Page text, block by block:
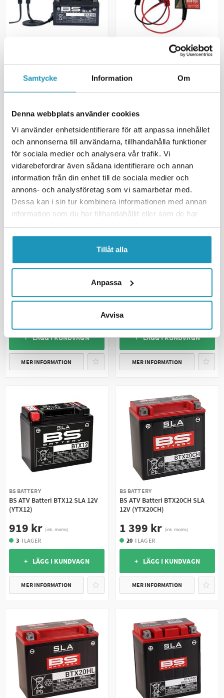
Samtycke Information Om
Denna webbplats använder cookies
Vi använder enhetsidentifierare för att anpassa innehållet
och annonserna till användarna, tillhandahålla funktioner
för sociala medier och analysera vår trafik. Vi
vidarebefordrar även sådana identifierare och annan
information från din enhet till de sociala medier och
annons- och analysföretag som vi samarbetar med.
Dessa kan i sin tur kombinera informationen med annan
information som du har tillhandahållit eller som de har
Tillåt alla
Anpassa
Avvisa
ATV,Moped & MC
795 kr
7 I LAGER
+ LÄGG I KUNDVAGN
MER INFORMATION
B&S Batteri & Generator
Testare
369 kr
2 I LAGER
+ LÄGG I KUNDVAGN
MER INFORMATION
BS BATTERY
1 079 kr
+ LÄGG I KUNDVAGN
MER INFORMATION
BS BATTERY
12V (YTX24HL)
1 445 kr
+ LÄGG I KUNDVAGN
MER INFORMATION
BS BATTERY
BS ATV Batteri BTX12 SLA 12V
(YTX12)
919 kr (ink. moms)
3 I LAGER
+ LÄGG I KUNDVAGN
MER INFORMATION
BS BATTERY
BS ATV Batteri BTX20CH SLA
12V (YTX20CH)
1 399 kr (ink. moms)
20 I LAGER
+ LÄGG I KUNDVAGN
MER INFORMATION